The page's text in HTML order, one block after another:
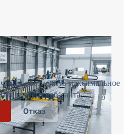
обеспечить максимальное
нашего веб-сайта.
Отказ